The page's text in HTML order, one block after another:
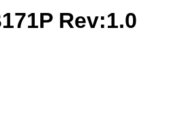
Rev:1.0